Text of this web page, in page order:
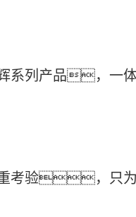
系列产品，一
考验，只